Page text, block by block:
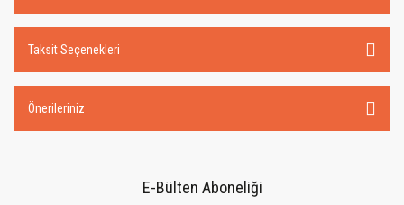
Taksit Seçenekleri
Önerileriniz
E-Bülten Aboneliği